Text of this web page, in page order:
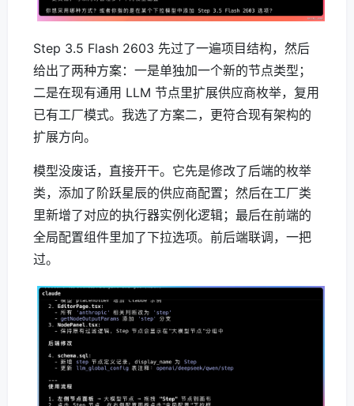
Step 3.5 Flash 2603 先过了一遍项目结构，然后
给出了两种方案：一是单独加一个新的节点类型；
二是在现有通用 LLM 节点里扩展供应商枚举，复用
已有工厂模式。我选了方案二，更符合现有架构的
扩展方向。
模型没废话，直接开干。它先是修改了后端的枚举
类，添加了阶跃星辰的供应商配置；然后在工厂类
里新增了对应的执行器实例化逻辑；最后在前端的
全局配置组件里加了下拉选项。前后端联调，一把
过。